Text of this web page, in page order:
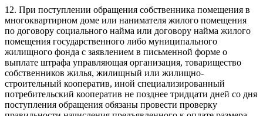
12. При поступлении обращения собственника помещения в
многоквартирном доме или нанимателя жилого помещения
по договору социального найма или договору найма жилого
помещения государственного либо муниципального
жилищного фонда с заявлением в письменной форме о
выплате штрафа управляющая организация, товарищество
собственников жилья, жилищный или жилищно-
строительный кооператив, иной специализированный
потребительский кооператив не позднее тридцати дней со дня
поступления обращения обязаны провести проверку